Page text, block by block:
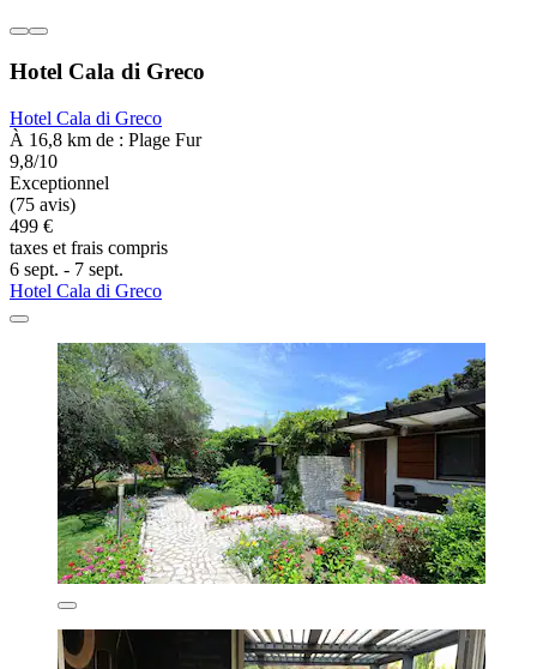
Hotel Cala di Greco
Hotel Cala di Greco
À 16,8 km de : Plage Fur
9,8/10
Exceptionnel
(75 avis)
499 €
taxes et frais compris
6 sept. - 7 sept.
Hotel Cala di Greco